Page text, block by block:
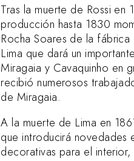
Tras la muerte de Rossi en
producción hasta 1830
Rocha Soares de la
Lima que dará un
Miragaia y Cavaquinho en
recibió numerosos
de Miragaia.
A la muerte de Lima en
que introducirá
decorativas para el